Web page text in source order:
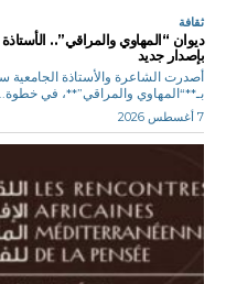
ثقافة
ديوان “المهاوي والمراقي”..
بإصدار جديد
أصدرت الشاعرة والأستاذة الجامعية
بـ**“المهاوي والمراقي”**، في خطوة...
7 أغسطس 2026